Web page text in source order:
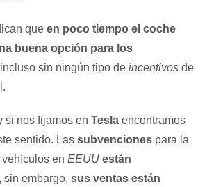
queen poco tiempo el coche
buena opción para los
sin ningún tipo deincentivos de
si nos fijamos enTesla encontramos
sentido. Lassubvenciones para la
vehículos enEEUU están
sin embargo,sus ventas están